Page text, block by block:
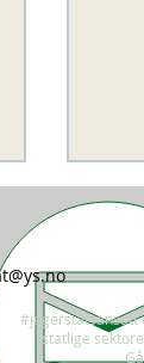
#jegerstatsansatt
statlige